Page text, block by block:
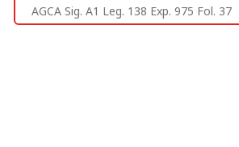
AGCA Sig. A1 Leg. 138 Exp. 975 Fol. 37